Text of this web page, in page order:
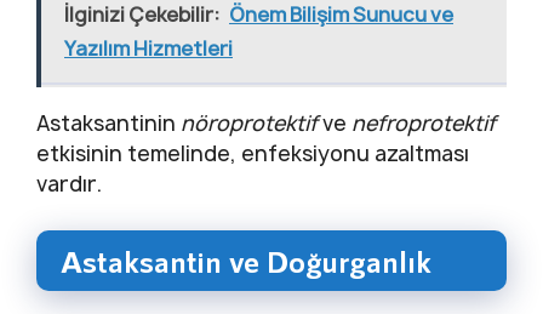
İlginizi Çekebilir: Önem Bilişim Sunucu ve
Yazılım Hizmetleri
Astaksantinin nöroprotektifve nefroprotektif
etkisinin temelinde, enfeksiyonu azaltması
vardır.
Astaksantin ve Doğurganlık